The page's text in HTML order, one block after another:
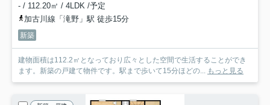
- / 112.20㎡ / 4LDK /予定
加古川線「滝野」駅 徒歩15分
新築
建物面積は112.2㎡となっており広々とした空間で生活することができ
ます。新築の戸建て物件です。駅まで歩いて15分ほどの... もっと見る